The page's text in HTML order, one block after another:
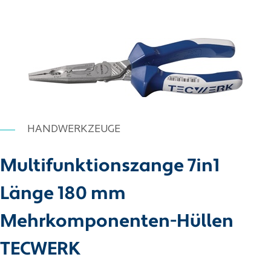
HANDWERKZEUGE
Multifunktionszange 7in1
Länge 180 mm
Mehrkomponenten-Hüllen
TECWERK